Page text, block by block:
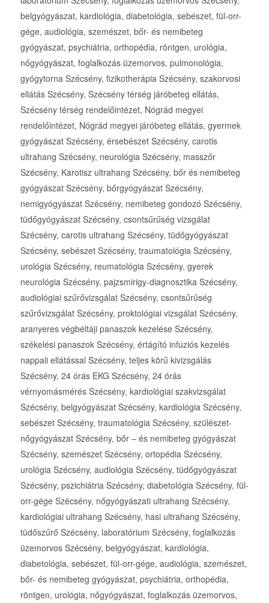
belgyógyászat, kardiológia, diabetológia, sebészet, fül-orr-
gége, audiológia, szemészet, bőr- és nemibeteg
gyógyászat, psychiátria, orthopédia, röntgen, urológia,
nőgyógyászat, foglalkozás üzemorvos, pulmonológia,
gyógytorna Szécsény, fizikotherápia Szécsény, szakorvosi
ellátás Szécsény, Szécsény térség járóbeteg ellátás,
Szécsény térség rendelőintézet, Nógrád megyei
rendelőintézet, Nógrád megyei járóbeteg ellátás, gyermek
gyógyászat Szécsény, érsebészet Szécsény, carotis
ultrahang Szécsény, neurológia Szécsény, masszőr
Szécsény, Karotisz ultrahang Szécsény, bőr és nemibeteg
gyógyászat Szécsény, bőrgyógyászat Szécsény,
nemigyógyászat Szécsény, nemibeteg gondozó Szécsény,
tüdőgyógyászat Szécsény, csontsűrűség vizsgálat
Szécsény, carotis ultrahang Szécsény, tüdőgyógyászat
Szécsény, sebészet Szécsény, traumatológia Szécsény,
urológia Szécsény, reumatológia Szécsény, gyerek
neurológia Szécsény, pajzsmirigy-diagnosztika Szécsény,
audiológiai szűrővizsgálat Szécsény, csontsűrűség
szűrővizsgálat Szécsény, proktológiai vizsgálat Szécsény,
aranyeres végbéltáji panaszok kezelése Szécsény,
székelési panaszok Szécsény, értágító infúziós kezelés
nappali ellátással Szécsény, teljes körű kivizsgálás
Szécsény, 24 órás EKG Szécsény, 24 órás
vérnyomásmérés Szécsény, kardiológiai szakvizsgálat
Szécsény, belgyógyászat Szécsény, kardiológia Szécsény,
sebészet Szécsény, traumatológia Szécsény, szülészet-
nőgyógyászat Szécsény, bőr – és nemibeteg gyógyászat
Szécsény, szemészet Szécsény, ortopédia Szécsény,
urológia Szécsény, audiológia Szécsény, tüdőgyógyászat
Szécsény, pszichiátria Szécsény, diabetológia Szécsény, fül-
orr-gége Szécsény, nőgyógyászati ultrahang Szécsény,
kardiológiai ultrahang Szécsény, hasi ultrahang Szécsény,
tüdőszűrő Szécsény, laboratórium Szécsény, foglalkozás
üzemorvos Szécsény, belgyógyászat, kardiológia,
diabetológia, sebészet, fül-orr-gége, audiológia, szemészet,
bőr- és nemibeteg gyógyászat, psychiátria, orthopédia,
röntgen, urológia, nőgyógyászat, foglalkozás üzemorvos,